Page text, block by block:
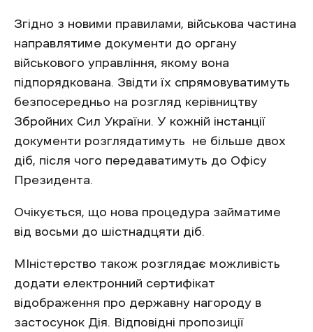
Згідно з новими правилами, військова частина
направлятиме документи до органу
військового управління, якому вона
підпорядкована. Звідти їх спрямовуватимуть
безпосередньо на розгляд керівництву
Збройних Сил України. У кожній інстанції
документи розглядатимуть не більше двох
діб, після чого передаватимуть до Офісу
Президента.
Очікується, що нова процедура займатиме
від восьми до шістнадцяти діб.
МІністерство також розглядає можливість
додати електронний сертифікат
відображення про державну нагороду в
застосунок Дія. Відповідні пропозиції